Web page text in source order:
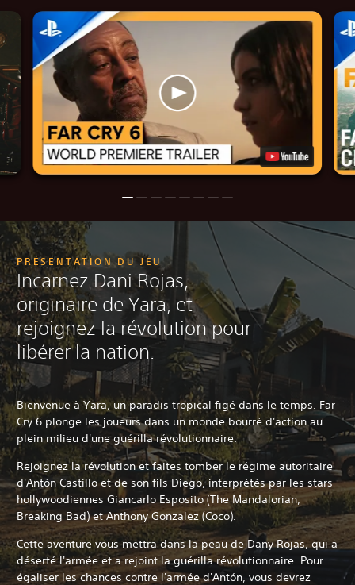
PRÉSENTATION DU JEU
Incarnez Dani Rojas,
originaire de Yara, et
rejoignez la révolution pour
libérer la nation.
Bienvenue à Yara, un paradis tropical figé dans le temps. Far
Cry 6 plonge les joueurs dans un monde bourré d'action au
plein milieu d'une guérilla révolutionnaire.
Rejoignez la révolution et faites tomber le régime autoritaire
d'Antón Castillo et de son fils Diego, interprétés par les stars
hollywoodiennes Giancarlo Esposito (The Mandalorian,
Breaking Bad) et Anthony Gonzalez (Coco).
Cette aventure vous mettra dans la peau de Dany Rojas, qui a
déserté l'armée et a rejoint la guérilla révolutionnaire. Pour
égaliser les chances contre l'armée d'Antón, vous devrez